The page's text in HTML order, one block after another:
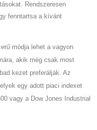
Rendszeresen
fenntartsa a kívánt
módja lehet a vagyon
akik még csak most
kezet preferálják. Az
egy adott piaci indexet
vagy a Dow Jones Industrial